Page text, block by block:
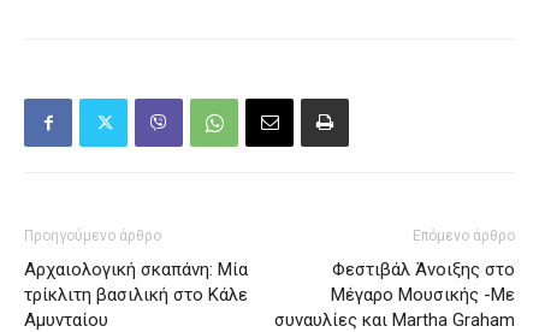
Προηγούμενο άρθρο
Αρχαιολογική σκαπάνη: Μία
τρίκλιτη βασιλική στο Κάλε
Αμυνταίου
Επόμενο άρθρο
Φεστιβάλ Άνοιξης στο
Μέγαρο Μουσικής -Με
συναυλίες και Martha Graham